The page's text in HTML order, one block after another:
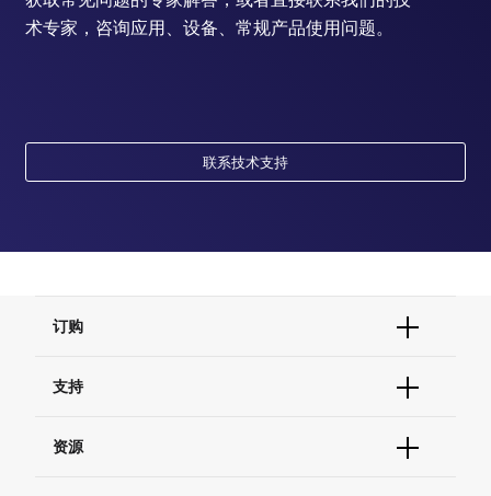
术专家，咨询应用、设备、常规产品使用问题。
联系技术支持
订购
订单支持
现货供应中心
支持
联系我们 - 400 820 8982
资源